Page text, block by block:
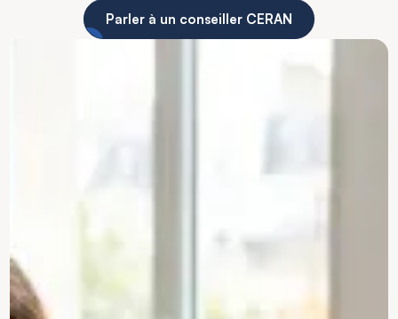
Parler à un conseiller CERAN